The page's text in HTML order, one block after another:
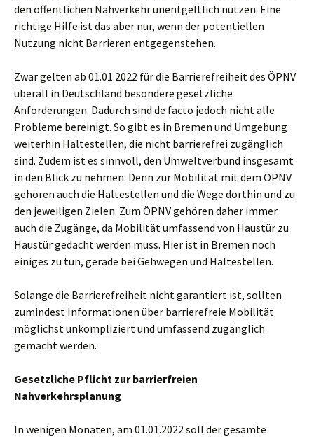
den öffentlichen Nahverkehr unentgeltlich nutzen. Eine
richtige Hilfe ist das aber nur, wenn der potentiellen
Nutzung nicht Barrieren entgegenstehen.
Zwar gelten ab 01.01.2022 für die Barrierefreiheit des ÖPNV
überall in Deutschland besondere gesetzliche
Anforderungen. Dadurch sind de facto jedoch nicht alle
Probleme bereinigt. So gibt es in Bremen und Umgebung
weiterhin Haltestellen, die nicht barrierefrei zugänglich
sind. Zudem ist es sinnvoll, den Umweltverbund insgesamt
in den Blick zu nehmen. Denn zur Mobilität mit dem ÖPNV
gehören auch die Haltestellen und die Wege dorthin und zu
den jeweiligen Zielen. Zum ÖPNV gehören daher immer
auch die Zugänge, da Mobilität umfassend von Haustür zu
Haustür gedacht werden muss. Hier ist in Bremen noch
einiges zu tun, gerade bei Gehwegen und Haltestellen.
Solange die Barrierefreiheit nicht garantiert ist, sollten
zumindest Informationen über barrierefreie Mobilität
möglichst unkompliziert und umfassend zugänglich
gemacht werden.
Gesetzliche Pflicht zur barrierfreien
Nahverkehrsplanung
In wenigen Monaten, am 01.01.2022 soll der gesamte